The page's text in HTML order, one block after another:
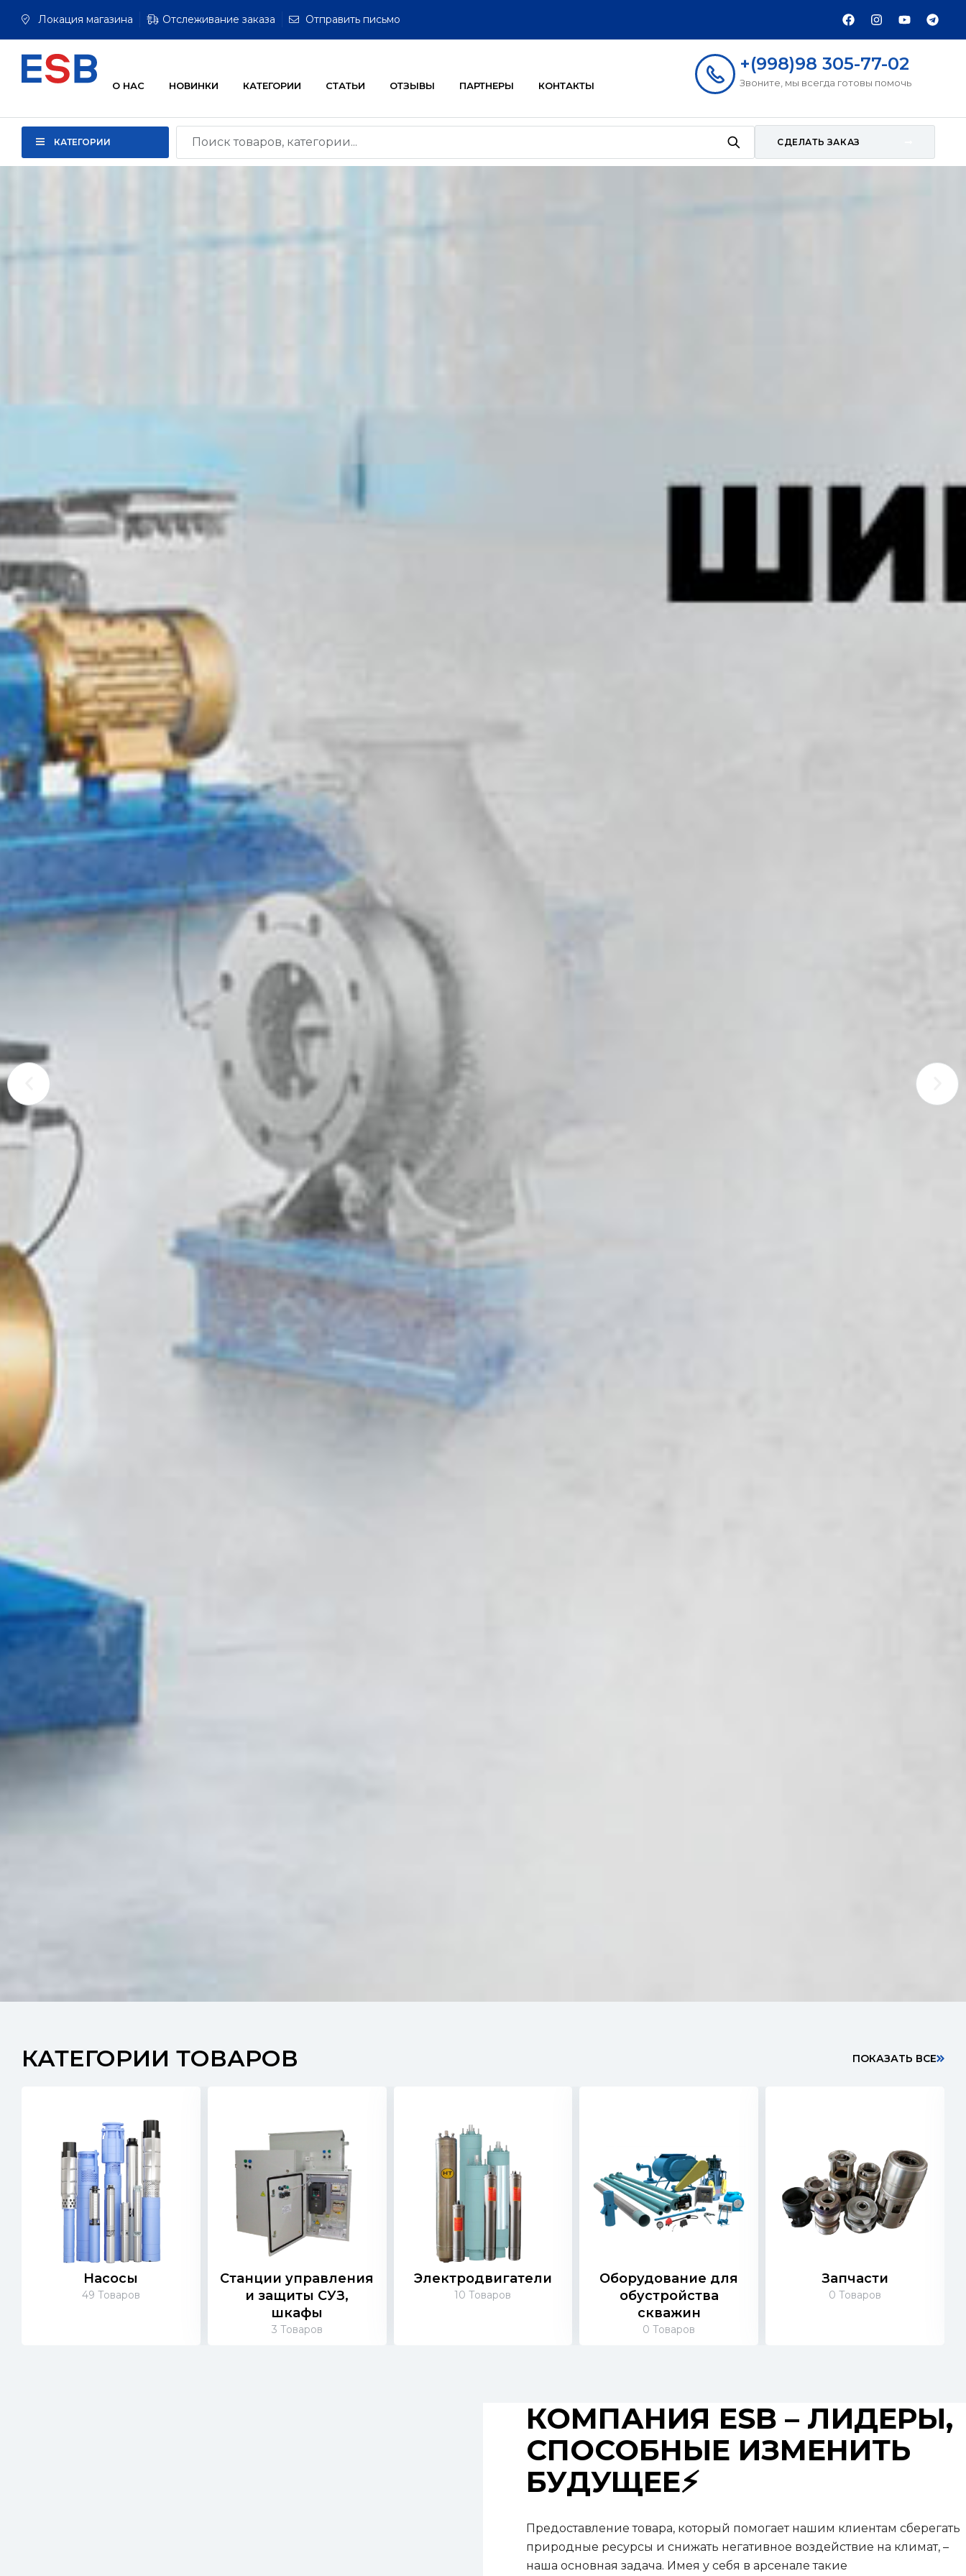
Локация магазина Отслеживание заказа Отправить письмо
О НАС НОВИНКИ КАТЕГОРИИ СТАТЬИ ОТЗЫВЫ ПАРТНЕРЫ КОНТАКТЫ
+(998)98 305-77-02
Звоните, мы всегда готовы помочь
КАТЕГОРИИ СДЕЛАТЬ ЗАКАЗ
КАТЕГОРИИ ТОВАРОВ ПОКАЗАТЬ ВСЕ
Насосы
49 Товаров
Станции управления
и защиты СУЗ,
шкафы
3 Товаров
Электродвигатели
10 Товаров
Оборудование для
обустройства
скважин
0 Товаров
Запчасти
0 Товаров
КОМПАНИЯ ESB – ЛИДЕРЫ,
СПОСОБНЫЕ ИЗМЕНИТЬ
БУДУЩЕЕ⚡️
Предоставление товара, который помогает нашим клиентам сберегать
природные ресурсы и снижать негативное воздействие на климат, –
наша основная задача. Имея у себя в арсенале такие